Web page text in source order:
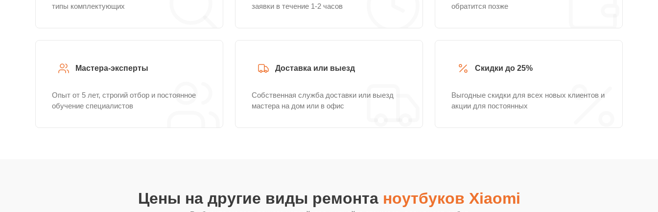
типы комплектующих
заявки в течение 1-2 часов
обратится позже
Мастера-эксперты
Опыт от 5 лет, строгий отбор и постоянное
обучение специалистов
Доставка или выезд
Собственная служба доставки или выезд
мастера на дом или в офис
Скидки до 25%
Выгодные скидки для всех новых клиентов и
акции для постоянных
Цены на другие виды ремонта ноутбуков Xiaomi